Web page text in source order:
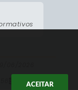
ACEITAR
Dados Abertos